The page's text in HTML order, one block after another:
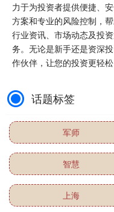
力于为投资者提供便捷、
方案和专业的风险控制，
行业资讯、市场动态及投
务。无论是新手还是资深
作伙伴，让您的投资更轻松
话题标签
军师
智慧
上海